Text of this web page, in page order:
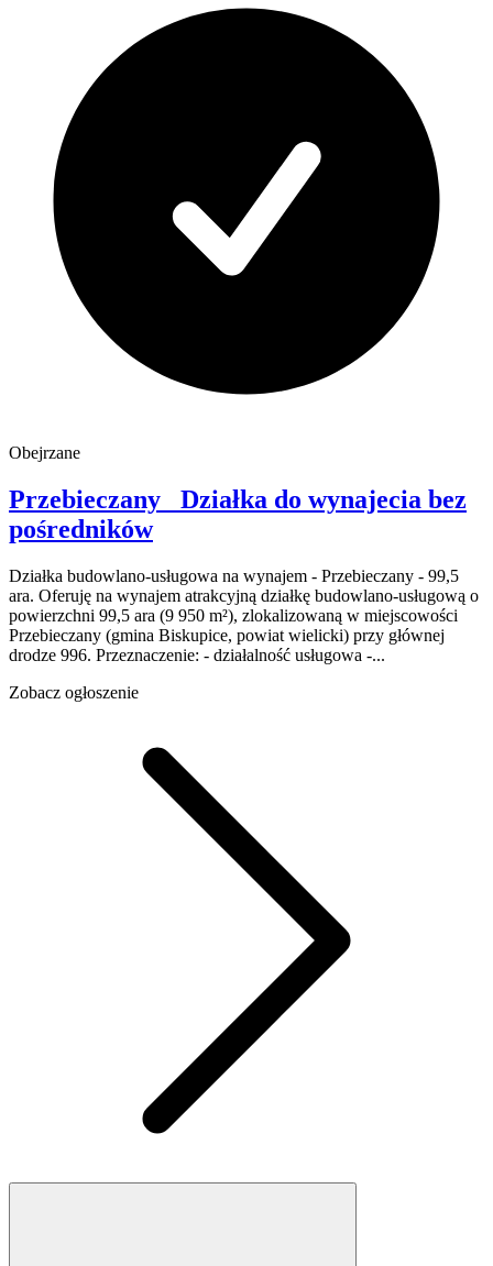
Obejrzane
Przebieczany Działka do wynajecia bez
pośredników
Działka budowlano-usługowa na wynajem - Przebieczany - 99,5
ara. Oferuję na wynajem atrakcyjną działkę budowlano-usługową o
powierzchni 99,5 ara (9 950 m²), zlokalizowaną w miejscowości
Przebieczany (gmina Biskupice, powiat wielicki) przy głównej
drodze 996. Przeznaczenie: - działalność usługowa -...
Zobacz ogłoszenie